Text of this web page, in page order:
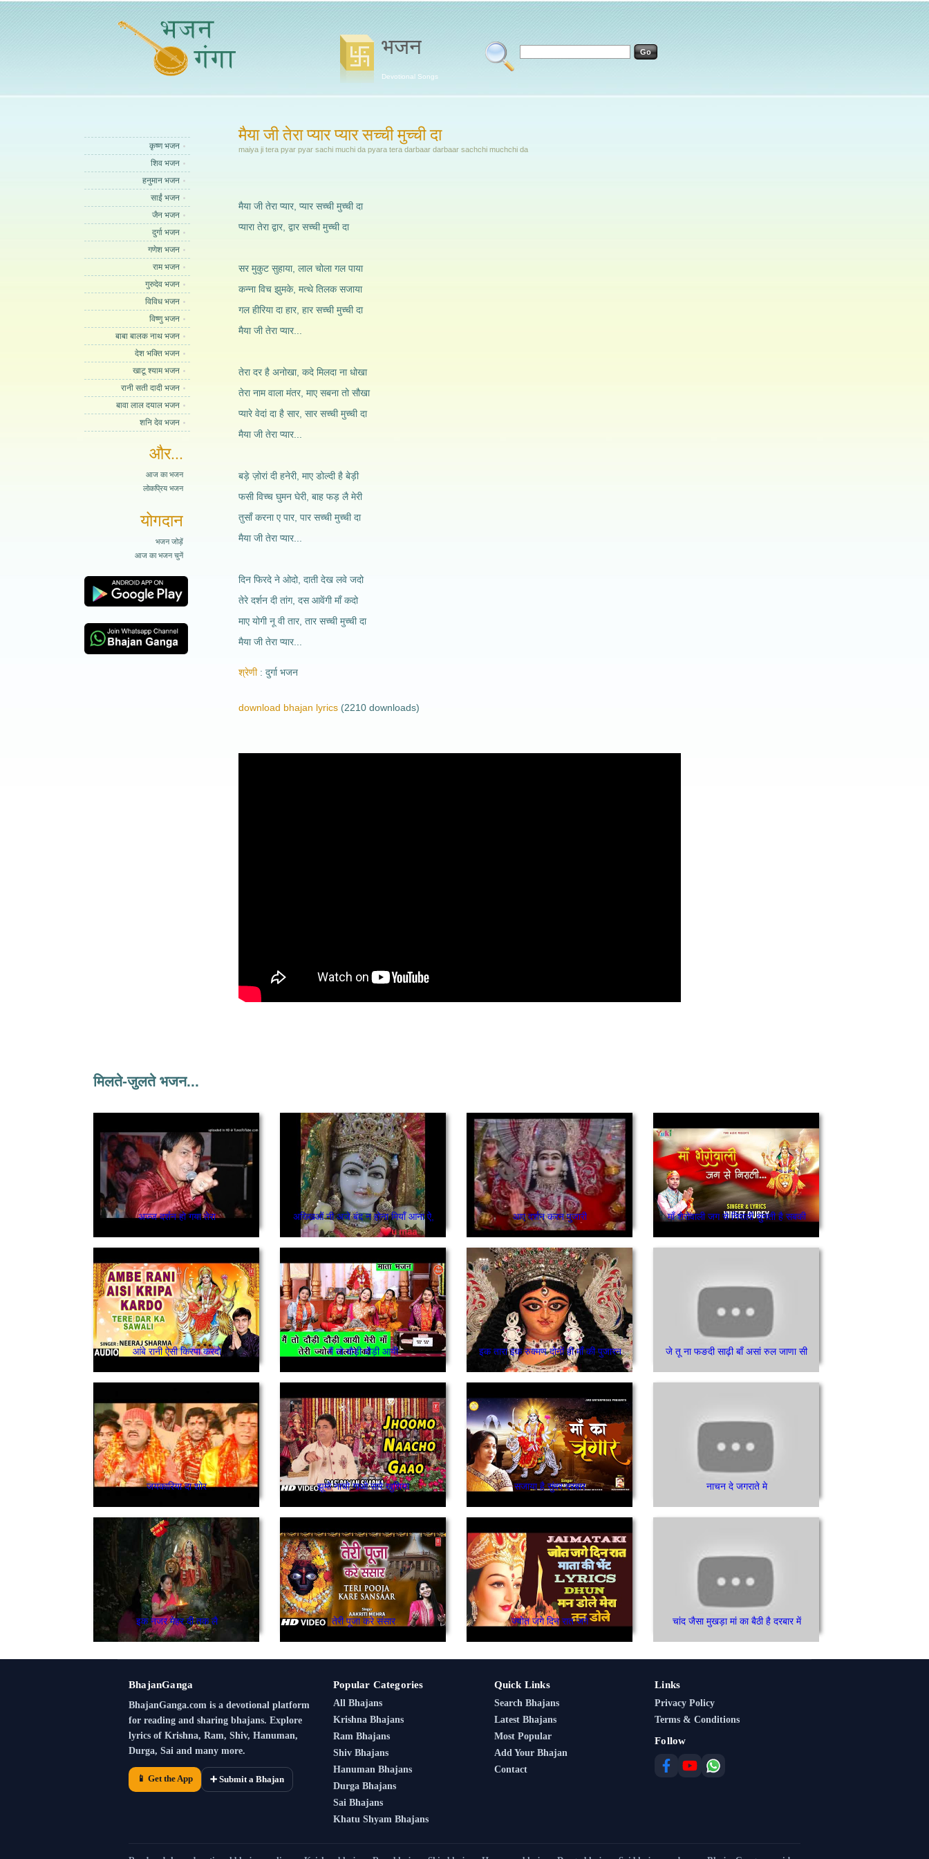
भजन
Devotional Songs
कृष्ण भजन
शिव भजन
हनुमान भजन
साईं भजन
जैन भजन
दुर्गा भजन
गणेश भजन
राम भजन
गुरुदेव भजन
विविध भजन
विष्णु भजन
बाबा बालक नाथ भजन
देश भक्ति भजन
खाटू श्याम भजन
रानी सती दादी भजन
बावा लाल दयाल भजन
शनि देव भजन
और...
आज का भजन
लोकप्रिय भजन
योगदान
भजन जोड़ें
आज का भजन चुनें
मैया जी तेरा प्यार प्यार सच्ची मुच्ची दा
maiya ji tera pyar pyar sachi muchi da pyara tera darbaar darbaar sachchi muchchi da
मैया जी तेरा प्यार, प्यार सच्ची मुच्ची दा
प्यारा तेरा द्वार, द्वार सच्ची मुच्ची दा
सर मुकुट सुहाया, लाल चोला गल पाया
कन्ना विच झुमके, मत्थे तिलक सजाया
गल हीरिया दा हार, हार सच्ची मुच्ची दा
मैया जी तेरा प्यार...
तेरा दर है अनोखा, कदे मिलदा ना धोखा
तेरा नाम वाला मंतर, माए सबना तो सौखा
प्यारे वेदां दा है सार, सार सच्ची मुच्ची दा
मैया जी तेरा प्यार...
बड़े ज़ोरां दी हनेरी, माए डोल्दी है बेड़ी
फसी विच्च घुमन घेरी, बाह फड़ लै मेरी
तुसाँ करना ए पार, पार सच्ची मुच्ची दा
मैया जी तेरा प्यार...
दिन फिरदे ने ओदो, दाती देख लवे जदो
तेरे दर्शन दी तांग, दस आवेंगी माँ कदो
माए योगी नू वी तार, तार सच्ची मुच्ची दा
मैया जी तेरा प्यार...
श्रेणी दुर्गा भजन
download bhajan lyrics (2210 downloads)
मिलते-जुलते भजन...
अज्ज दर्शन हो गया तेरा अख्खिओं नी अजे बंद न होना मियाँ आना ऐ, आए दर्शन करन पुजारी माँ शेरोवाली जग से निराली सुनती है सबकी
आंबे रानी ऐसी किरपा करदो मैं तो दौड़ी दौड़ी आयी इक तारा इक रुक्मण दोनों ही माँ की पुजारन जे तू ना फङदी साढ़ी बाँ असां रुल जाणा सी
जयकारिया दा शोर झूमो नाचो गाओ सारे खुशिया सजाया है सुंदर दरबार नाचन दे जगराते मे
इक नजर मेहर दी तक लै तेरी पूजा करे संसार ज्योत जगे दिन रात जगे चांद जैसा मुखड़ा मां का बैठी है दरबार में
BhajanGanga
BhajanGanga.com is a devotional platform
for reading and sharing bhajans. Explore
lyrics of Krishna, Ram, Shiv, Hanuman,
Durga, Sai and many more.
📱 Get the App ➕ Submit a Bhajan
Popular Categories
All Bhajans
Krishna Bhajans
Ram Bhajans
Shiv Bhajans
Hanuman Bhajans
Durga Bhajans
Sai Bhajans
Khatu Shyam Bhajans
Quick Links
Search Bhajans
Latest Bhajans
Most Popular
Add Your Bhajan
Contact
Links
Privacy Policy
Terms & Conditions
Follow